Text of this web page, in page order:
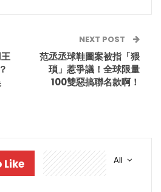
NEXT POST
范丞丞球鞋圖案被指「猥
瑣」惹爭議！全球限量
100雙惡搞聯名款啊！
All
Like